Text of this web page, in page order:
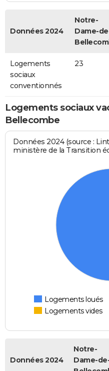
Données 2024
Notre-
Dame-
Logements
sociaux
conventionnés
23
Logements sociaux
Bellecombe
Données 2024 (source :
ministère de la Transition
Logements loués
Logements vides
Données 2024
Notre-
Dame-